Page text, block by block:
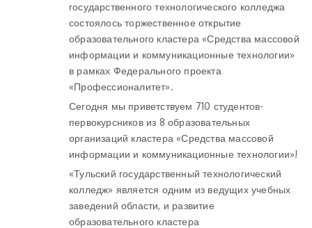
государственного технологического колледжа
состоялось торжественное открытие
образовательного кластера «Средства массовой
информации и коммуникационные технологии»
в рамках Федерального проекта
«Профессионалитет».
Сегодня мы приветствуем 710 студентов-
первокурсников из 8 образовательных
организаций кластера «Средства массовой
информации и коммуникационные технологии»!
«Тульский государственный технологический
колледж» является одним из ведущих учебных
заведений области, и развитие
образовательного кластера